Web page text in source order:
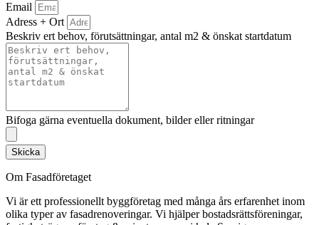
Email
Adress + Ort
Beskriv ert behov, förutsättningar, antal m2 & önskat startdatum
Bifoga gärna eventuella dokument, bilder eller ritningar
Skicka
Om Fasadföretaget
Vi är ett professionellt byggföretag med många års erfarenhet inom
olika typer av fasadrenoveringar. Vi hjälper bostadsrättsföreningar,